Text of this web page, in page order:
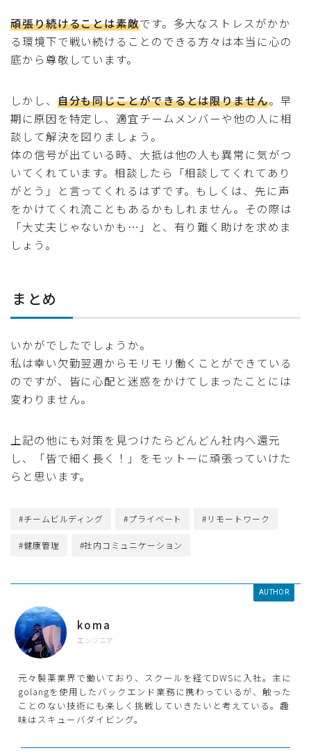
頑張り続けることは素敵です。多大なストレスがかか
る環境下で戦い続けることのできる方々は本当に心の
底から尊敬しています。
しかし、 自分も同じことができるとは限りません。早
期に原因を特定し、適宜チームメンバーや他の人に相
談して解決を図りましょう。
体の信号が出ている時、大抵は他の人も異常に気がつ
いてくれています。相談したら「相談してくれてあり
がとう」と言ってくれるはずです。もしくは、先に声
をかけてくれ流こともあるかもしれません。その際は
「大丈夫じゃないかも…」と、有り難く助けを求めま
しょう。
まとめ
いかがでしたでしょうか。
私は幸い欠勤翌週からモリモリ働くことができている
のですが、皆に心配と迷惑をかけてしまったことには
変わりません。
上記の他にも対策を見つけたらどんどん社内へ還元
し、「皆で細く長く！」をモットーに頑張っていけた
らと思います。
#チームビルディング #プライベート #リモートワーク
#健康管理 #社内コミュニケーション
AUTHOR
koma
エンジニア
元々製薬業界で働いており、スクールを経てDWSに入社。主に
golangを使用したバックエンド業務に携わっているが、触った
ことのない技術にも楽しく挑戦していきたいと考えている。趣
味はスキューバダイビング。